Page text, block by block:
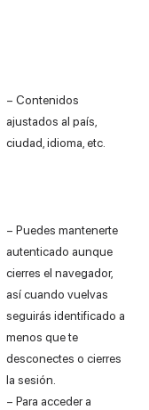
– Contenidos
ajustados al país,
ciudad, idioma, etc.
– Puedes mantenerte
autenticado aunque
cierres el navegador,
así cuando vuelvas
seguirás identificado a
menos que te
desconectes o cierres
la sesión.
– Para acceder a